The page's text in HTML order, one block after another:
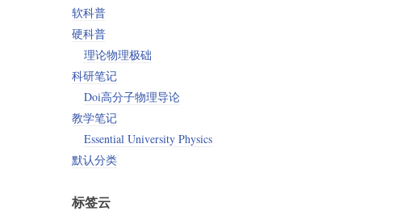
软科普
硬科普
理论物理极础
科研笔记
Doi高分子物理导论
教学笔记
Essential University Physics
默认分类
标签云